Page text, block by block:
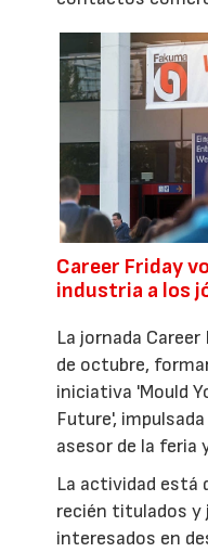
Career Friday
industria a los
La jornada
de octubre,
iniciativa 'Mould
Future',
asesor de la feria
La actividad está
recién titulados y
interesados en